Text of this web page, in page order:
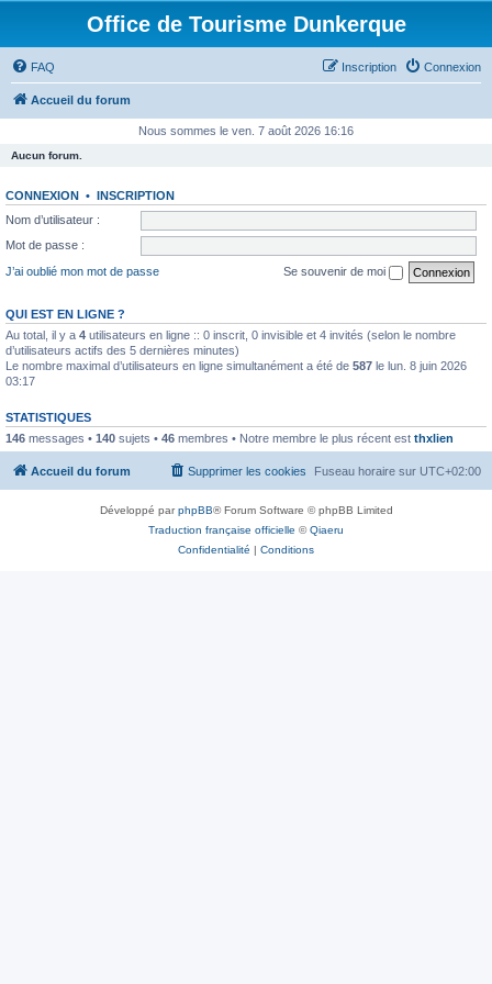
Office de Tourisme Dunkerque
FAQ Connexion
Inscription
Accueil du forum
Nous sommes le ven. 7 août 2026 16:16
Aucun forum.
CONNEXION • INSCRIPTION
Nom d’utilisateur :
Mot de passe :
J’ai oublié mon mot de passe
Se souvenir de moi
QUI EST EN LIGNE ?
Au total, il y a 4 utilisateurs en ligne :: 0 inscrit, 0 invisible et 4 invités (selon le nombre
d’utilisateurs actifs des 5 dernières minutes)
Le nombre maximal d’utilisateurs en ligne simultanément a été de 587 le lun. 8 juin 2026
03:17
STATISTIQUES
146 messages • 140 sujets • 46 membres • Notre membre le plus récent est thxlien
Accueil du forum Fuseau horaire sur UTC+02:00
Supprimer les cookies
Développé parphpBB® Forum Software © phpBB Limited
Traduction française officielle ©Qiaeru
Confidentialité | Conditions